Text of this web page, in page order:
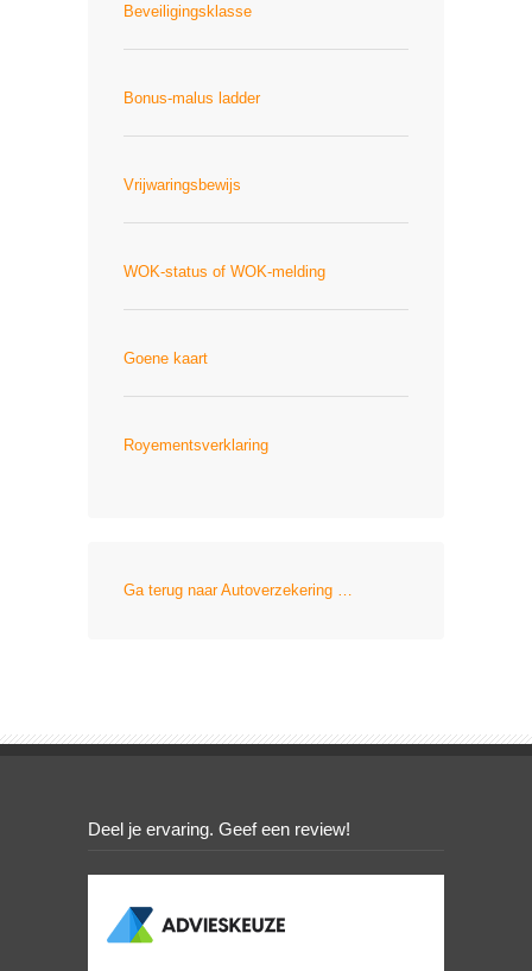
Beveiligingsklasse
Bonus-malus ladder
Vrijwaringsbewijs
WOK-status of WOK-melding
Goene kaart
Royementsverklaring
Ga terug naar Autoverzekering …
Deel je ervaring. Geef een review!